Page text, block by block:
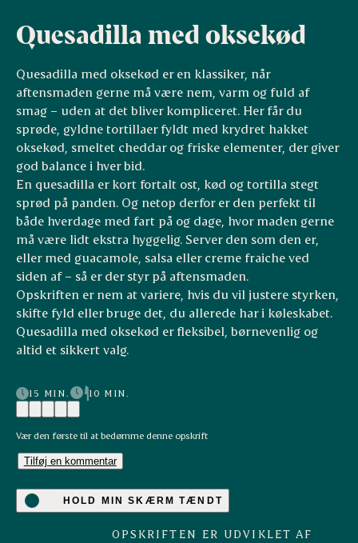
Quesadilla med oksekød
Quesadilla med oksekød er en klassiker, når
aftensmaden gerne må være nem, varm og fuld af
smag – uden at det bliver kompliceret. Her får du
sprøde, gyldne tortillaer fyldt med krydret hakket
oksekød, smeltet cheddar og friske elementer, der giver
god balance i hver bid.
En quesadilla er kort fortalt ost, kød og tortilla stegt
sprød på panden. Og netop derfor er den perfekt til
både hverdage med fart på og dage, hvor maden gerne
må være lidt ekstra hyggelig. Server den som den er,
eller med guacamole, salsa eller creme fraiche ved
siden af – så er der styr på aftensmaden.
Opskriften er nem at variere, hvis du vil justere styrken,
skifte fyld eller bruge det, du allerede har i køleskabet.
Quesadilla med oksekød er fleksibel, børnevenlig og
altid et sikkert valg.
15 MIN. 10 MIN.
Vær den første til at bedømme denne opskrift
Tilføj en kommentar
HOLD MIN SKÆRM TÆNDT
OPSKRIFTEN ER UDVIKLET AF